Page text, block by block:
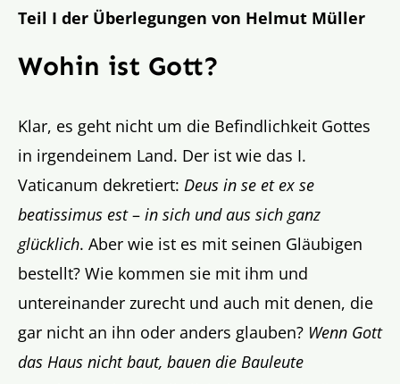
Teil I der Überlegungen von Helmut Müller
Wohin ist Gott?
Klar, es geht nicht um die Befindlichkeit Gottes
in irgendeinem Land. Der ist wie das I.
Vaticanum dekretiert: Deus in se et ex se
beatissimus est– in sich und aus sich ganz
glücklich. Aber wie ist es mit seinen Gläubigen
bestellt? Wie kommen sie mit ihm und
untereinander zurecht und auch mit denen, die
gar nicht an ihn oder anders glauben? Wenn Gott
das Haus nicht baut, bauen die Bauleute